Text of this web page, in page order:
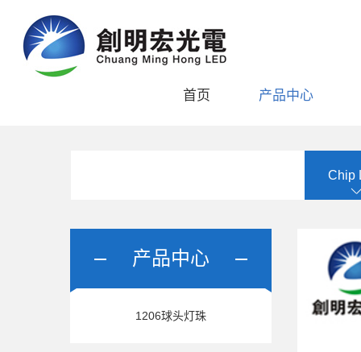
首页 产品中心
Chip
产品中心
1206球头灯珠